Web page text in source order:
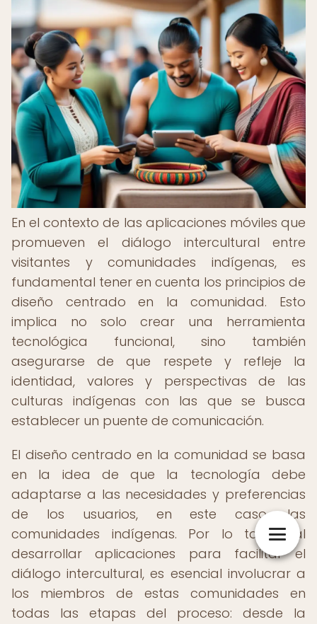
En el contexto de las aplicaciones móviles que
promueven el diálogo intercultural entre
visitantes y comunidades indígenas, es
fundamental tener en cuenta los principios de
diseño centrado en la comunidad. Esto
implica no solo crear una herramienta
tecnológica funcional, sino también
asegurarse de que respete y refleje la
identidad, valores y perspectivas de las
culturas indígenas con las que se busca
establecer un puente de comunicación.
El diseño centrado en la comunidad se basa
en la idea de que la tecnología debe
adaptarse a las necesidades y preferencias
de los usuarios, en este caso, las
comunidades indígenas. Por lo tanto, al
desarrollar aplicaciones para facilitar el
diálogo intercultural, es esencial involucrar a
los miembros de estas comunidades en
todas las etapas del proceso: desde la